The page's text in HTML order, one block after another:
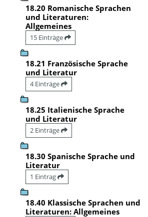
18.20 Romanische Sprachen
und Literaturen:
Allgemeines
15 Einträge
18.21 Französische Sprache
und Literatur
4 Einträge
18.25 Italienische Sprache
und Literatur
2 Einträge
18.30 Spanische Sprache und
Literatur
1 Eintrag
18.40 Klassische Sprachen und
Literaturen: Allgemeines